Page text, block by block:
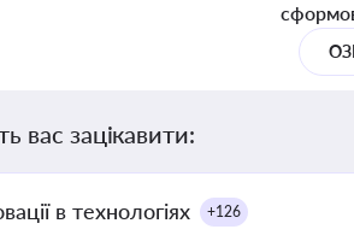
вас зацікавити:
в технологіях +126